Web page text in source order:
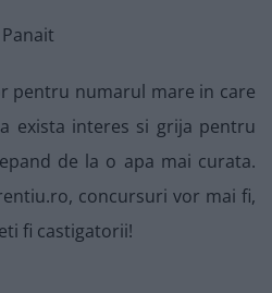
pentru numarul mare in care
exista interes si grija pentru
de la o apa mai curata.
concursuri vor mai fi,
fi castigatorii!